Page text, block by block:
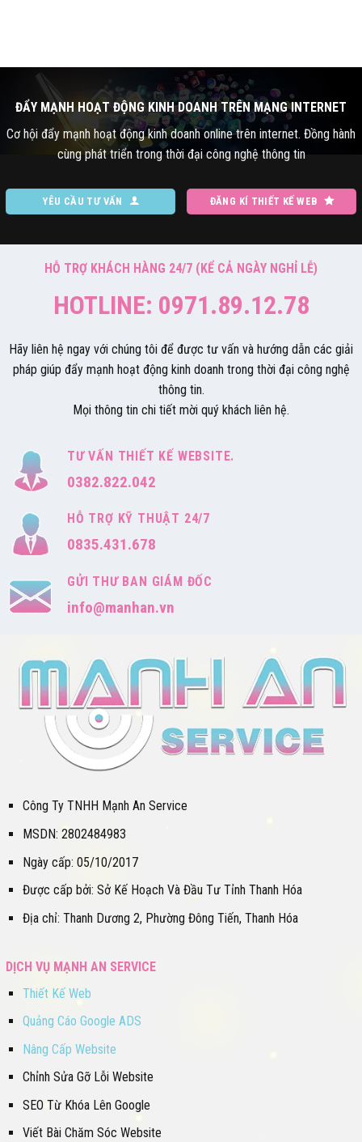
ĐẨY MẠNH HOẠT ĐỘNG KINH DOANH TRÊN MẠNG INTERNET
Cơ hội đẩy mạnh hoạt động kinh doanh online trên internet. Đồng hành
cùng phát triển trong thời đại công nghệ thông tin
YÊU CẦU TƯ VẤN ĐĂNG KÍ THIẾT KẾ WEB
HỖ TRỢ KHÁCH HÀNG 24/7 (KỂ CẢ NGÀY NGHỈ LỄ)
HOTLINE: 0971.89.12.78
Hãy liên hệ ngay với chúng tôi để được tư vấn và hướng dẫn các giải
pháp giúp đẩy mạnh hoạt động kinh doanh trong thời đại công nghệ
thông tin.
Mọi thông tin chi tiết mời quý khách liên hệ.
TƯ VẤN THIẾT KẾ WEBSITE.
0382.822.042
HỖ TRỢ KỸ THUẬT 24/7
0835.431.678
GỬI THƯ BAN GIÁM ĐỐC
info@manhan.vn
Công Ty TNHH Mạnh An Service
MSDN: 2802484983
Ngày cấp: 05/10/2017
Được cấp bởi: Sở Kế Hoạch Và Đầu Tư Tỉnh Thanh Hóa
Địa chỉ: Thanh Dương 2, Phường Đông Tiến, Thanh Hóa
DỊCH VỤ MẠNH AN SERVICE
Thiết Kế Web
Quảng Cáo Google ADS
Nâng Cấp Website
Chỉnh Sửa Gỡ Lỗi Website
SEO Từ Khóa Lên Google
Viết Bài Chăm Sóc Website